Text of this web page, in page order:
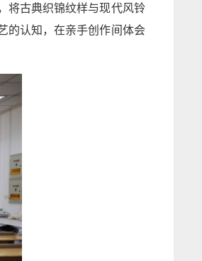
将古典织锦纹样与现代风铃
的认知，在亲手创作间体会